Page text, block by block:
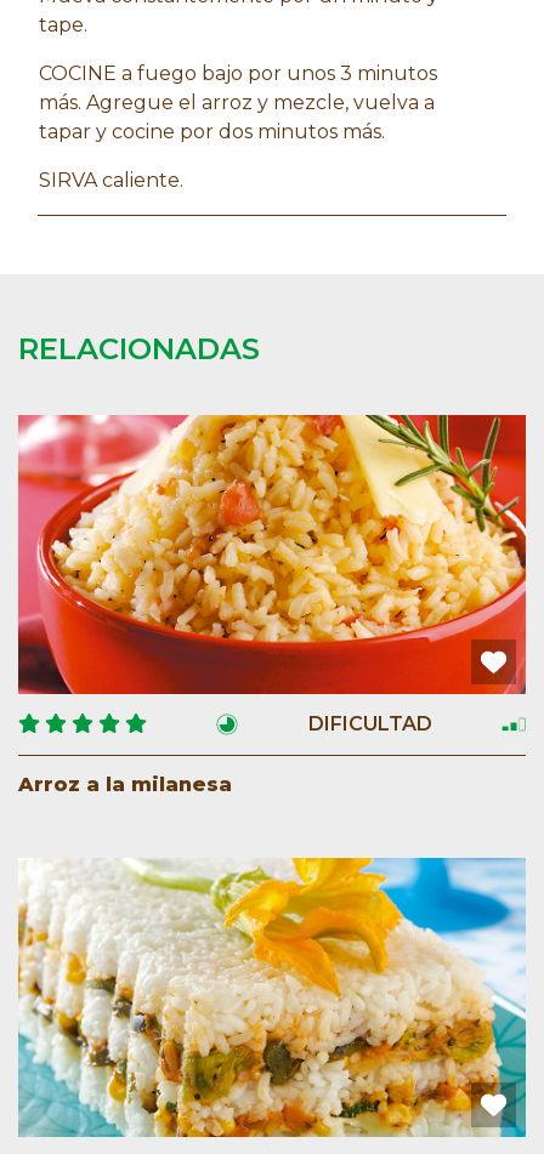
tape.
COCINE a fuego bajo por unos 3 minutos
más. Agregue el arroz y mezcle, vuelva a
tapar y cocine por dos minutos más.
SIRVA caliente.
RELACIONADAS
DIFICULTAD
Arroz a la milanesa